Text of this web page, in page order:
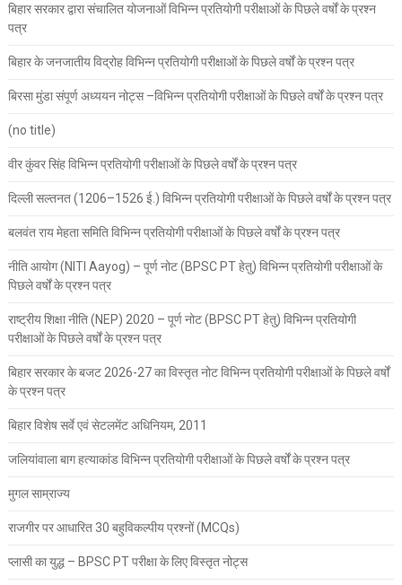
बिहार सरकार द्वारा संचालित योजनाओं विभिन्न प्रतियोगी परीक्षाओं के पिछले वर्षों के प्रश्न
पत्र
बिहार के जनजातीय विद्रोह विभिन्न प्रतियोगी परीक्षाओं के पिछले वर्षों के प्रश्न पत्र
बिरसा मुंडा संपूर्ण अध्ययन नोट्स –विभिन्न प्रतियोगी परीक्षाओं के पिछले वर्षों के प्रश्न पत्र
(no title)
वीर कुंवर सिंह विभिन्न प्रतियोगी परीक्षाओं के पिछले वर्षों के प्रश्न पत्र
दिल्ली सल्तनत (1206–1526 ई.) विभिन्न प्रतियोगी परीक्षाओं के पिछले वर्षों के प्रश्न पत्र
बलवंत राय मेहता समिति विभिन्न प्रतियोगी परीक्षाओं के पिछले वर्षों के प्रश्न पत्र
नीति आयोग (NITI Aayog) – पूर्ण नोट (BPSC PT हेतु) विभिन्न प्रतियोगी परीक्षाओं के
पिछले वर्षों के प्रश्न पत्र
राष्ट्रीय शिक्षा नीति (NEP) 2020 – पूर्ण नोट (BPSC PT हेतु) विभिन्न प्रतियोगी
परीक्षाओं के पिछले वर्षों के प्रश्न पत्र
बिहार सरकार के बजट 2026-27 का विस्तृत नोट विभिन्न प्रतियोगी परीक्षाओं के पिछले वर्षों
के प्रश्न पत्र
बिहार विशेष सर्वे एवं सेटलमेंट अधिनियम, 2011
जलियांवाला बाग हत्याकांड विभिन्न प्रतियोगी परीक्षाओं के पिछले वर्षों के प्रश्न पत्र
मुगल साम्राज्य
राजगीर पर आधारित 30 बहुविकल्पीय प्रश्नों (MCQs)
प्लासी का युद्ध – BPSC PT परीक्षा के लिए विस्तृत नोट्स